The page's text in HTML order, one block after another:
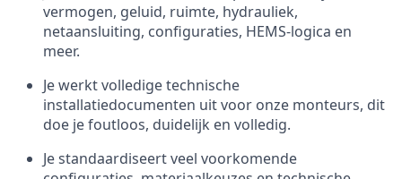
vermogen, geluid, ruimte, hydrauliek,
netaansluiting, configuraties, HEMS-logica en
meer.
Je werkt volledige technische
installatiedocumenten uit voor onze monteurs, dit
doe je foutloos, duidelijk en volledig.
Je standaardiseert veel voorkomende